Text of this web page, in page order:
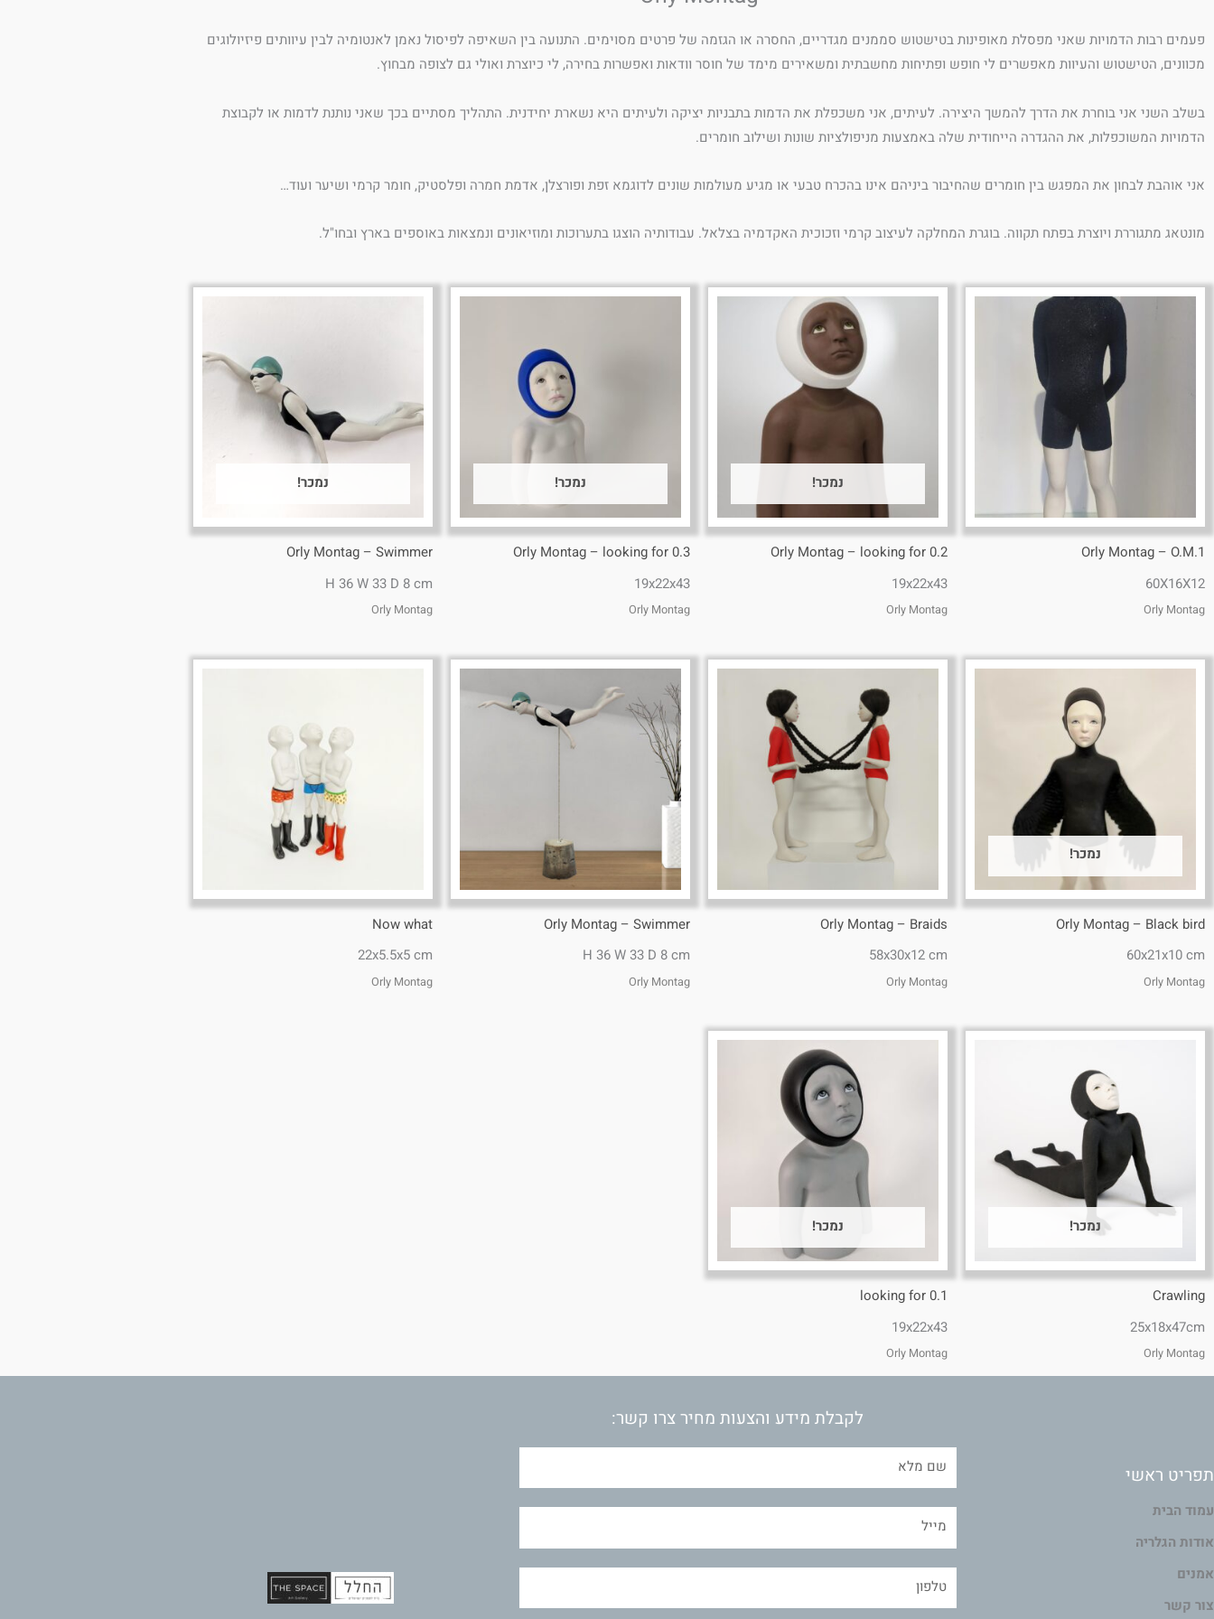
פעמים רבות הדמויות שאני מפסלת מאופינות בטישטוש סממנים מגדריים, החסרה או הגזמה של פרטים מסוימים. התנועה בין השאיפה לפיסול נאמן לאנטומיה לבין עיוותים פיזיולוגים
מכוונים, הטישטוש והעיוות מאפשרים לי חופש ופתיחות מחשבתית ומשאירים מימד של חוסר וודאות ואפשרות בחירה, לי כיוצרת ואולי גם לצופה מבחוץ.
בשלב השני אני בוחרת את הדרך להמשך היצירה. לעיתים, אני משכפלת את הדמות בתבניות יציקה ולעיתים היא נשארת יחידנית. התהליך מסתיים בכך שאני נותנת לדמות או לקבוצת
הדמויות המשוכפלות, את ההגדרה הייחודית שלה באמצעות מניפולציות שונות ושילוב חומרים.
אני אוהבת לבחון את המפגש בין חומרים שהחיבור ביניהם אינו בהכרח טבעי או מגיע מעולמות שונים לדוגמא זפת ופורצלן, אדמת חמרה ופלסטיק, חומר קרמי ושיער ועוד…
מונטאג מתגוררת ויוצרת בפתח תקווה. בוגרת המחלקה לעיצוב קרמי וזכוכית האקדמיה בצלאל. עבודותיה הוצגו בתערוכות ומוזיאונים ונמצאות באוספים בארץ ובחו"ל.
Orly Montag – O.M.1
60X16X12
Orly Montag
נמכר!
Orly Montag – looking for 0.2
19x22x43
Orly Montag
נמכר!
Orly Montag – looking for 0.3
19x22x43
Orly Montag
נמכר!
Orly Montag – Swimmer
H 36 W 33 D 8 cm
Orly Montag
נמכר!
Orly Montag – Black bird
60x21x10 cm
Orly Montag
Orly Montag – Braids
58x30x12 cm
Orly Montag
Orly Montag – Swimmer
H 36 W 33 D 8 cm
Orly Montag
Now what
22x5.5x5 cm
Orly Montag
נמכר!
Crawling
25x18x47cm
Orly Montag
נמכר!
looking for 0.1
19x22x43
Orly Montag
תפריט ראשי
עמוד הבית
אודות הגלריה
אמנים
צור קשר
לקבלת מידע והצעות מחיר צרו קשר: